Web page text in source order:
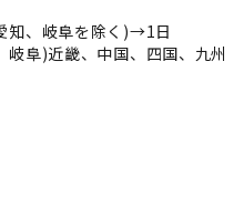
知、岐阜を除く)→1日
阜)近畿、中国、四国、九州